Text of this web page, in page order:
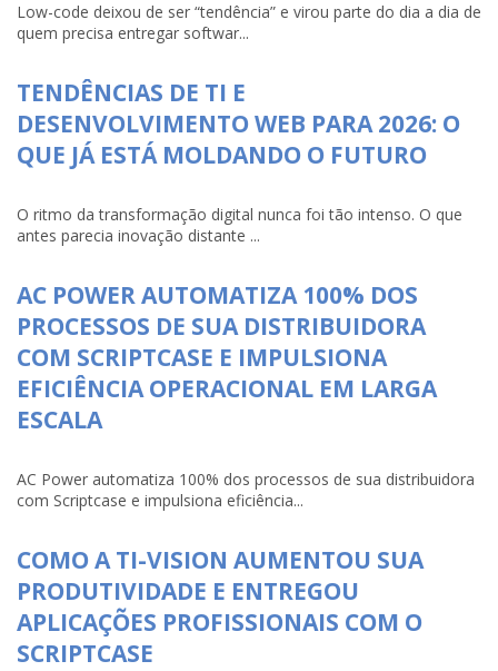
Low-code deixou de ser “tendência” e virou parte do dia a dia de
quem precisa entregar softwar...
TENDÊNCIAS DE TI E
DESENVOLVIMENTO WEB PARA 2026: O
QUE JÁ ESTÁ MOLDANDO O FUTURO
O ritmo da transformação digital nunca foi tão intenso. O que
antes parecia inovação distante ...
AC POWER AUTOMATIZA 100% DOS
PROCESSOS DE SUA DISTRIBUIDORA
COM SCRIPTCASE E IMPULSIONA
EFICIÊNCIA OPERACIONAL EM LARGA
ESCALA
AC Power automatiza 100% dos processos de sua distribuidora
com Scriptcase e impulsiona eficiência...
COMO A TI-VISION AUMENTOU SUA
PRODUTIVIDADE E ENTREGOU
APLICAÇÕES PROFISSIONAIS COM O
SCRIPTCASE